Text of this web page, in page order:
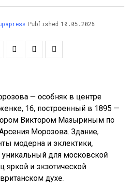
Published 10.05.2026
— особняк в центре
16, построенный в 1895 —
Виктором Мазыриным по
Морозова. Здание,
модерна и эклектики,
уникальный для московской
яркой и экзотической
духе.